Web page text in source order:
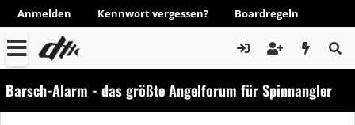
Anmelden Kennwort vergessen? Boardregeln
Barsch-Alarm - das größte Angelforum für Spinnangler